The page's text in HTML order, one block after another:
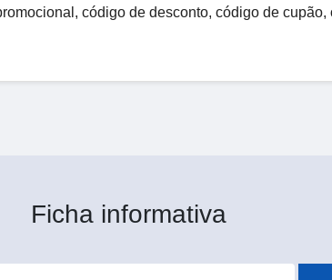
código de desconto, código de cupão,
Ficha informativa